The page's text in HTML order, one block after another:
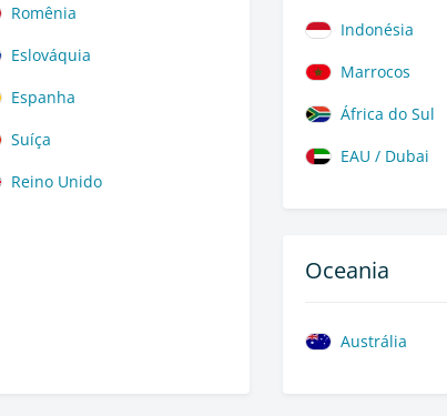
Romênia
Eslováquia
Espanha
Suíça
Reino Unido
Indonésia
Marrocos
África do Sul
EAU / Dubai
Oceania
Austrália